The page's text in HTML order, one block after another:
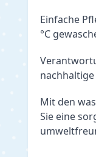
Einfache
°C
Mit den
Sie eine